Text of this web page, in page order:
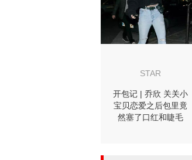
STAR
开包记 | 乔欣 关关小
宝贝恋爱之后包里竟
然塞了口红和睫毛